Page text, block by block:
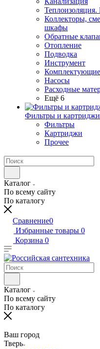
Коллекторы,
шкафы
Обратные
Отопление
Подводка
Инструмент
Комплектующие
Насосы
Расходные
Ещё 6
Фильтры и картриджи
Фильтры
Картриджи
Прочее
Каталог
По всему сайту
По каталогу
Сравнение0
Избранные товары 0
Корзина 0
Каталог
По всему сайту
По каталогу
Ваш город
Тверь